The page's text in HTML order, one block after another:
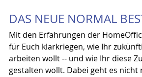
DAS NEUE NORMAL
Mit den Erfahrungen der
für Euch klarkriegen, wie Ihr
arbeiten wollt -- und wie Ihr diese
gestalten wollt. Dabei geht es nicht